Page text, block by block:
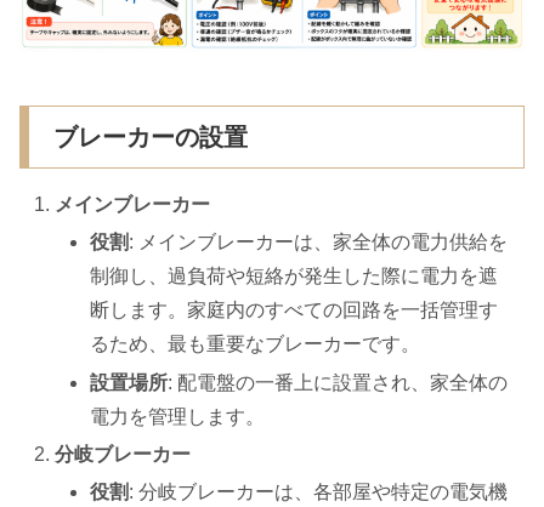
ブレーカーの設置
メインブレーカー
役割: メインブレーカーは、家全体の電力供給を
制御し、過負荷や短絡が発生した際に電力を遮
断します。家庭内のすべての回路を一括管理す
るため、最も重要なブレーカーです。
設置場所: 配電盤の一番上に設置され、家全体の
電力を管理します。
分岐ブレーカー
役割: 分岐ブレーカーは、各部屋や特定の電気機